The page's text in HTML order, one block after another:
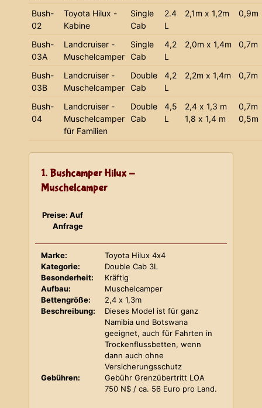
Bush-
02
Toyota Hilux -
Kabine
Single
Cab
2.4
L
2,1m x 1,2m 0,9m
Bush-
03A
Landcruiser -
Muschelcamper
Single
Cab
4,2
L
2,0m x 1,4m 0,7m
Bush-
03B
Landcruiser -
Muschelcamper
Double
Cab
4,2
L
2,2m x 1,4m 0,7m
Bush-
04
Landcruiser -
Muschelcamper
für Familien
Double
Cab
4,5
L
2,4 x 1,3 m
1,8 x 1,4 m
0,7m
0,5m
1. Bushcamper Hilux -
Muschelcamper
Preise: Auf
Anfrage
Marke:
Toyota Hilux 4x4
Kategorie:
Double Cab 3L
Besonderheit:
Kräftig
Aufbau:
Muschelcamper
Bettengröße:
2,4 x 1,3m
Beschreibung:
Dieses Model ist für ganz
Namibia und Botswana
geeignet, auch für Fahrten in
Trockenflussbetten, wenn
dann auch ohne
Versicherungsschutz
Gebühren:
Gebühr Grenzübertritt LOA
750 N$ / ca. 56 Euro pro Land.